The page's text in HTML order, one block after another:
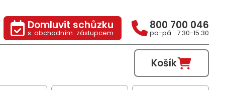
Domluvit schůzku
s obchodním zástupcem
800 700 046
po-pá 7:30-15:30
Košík